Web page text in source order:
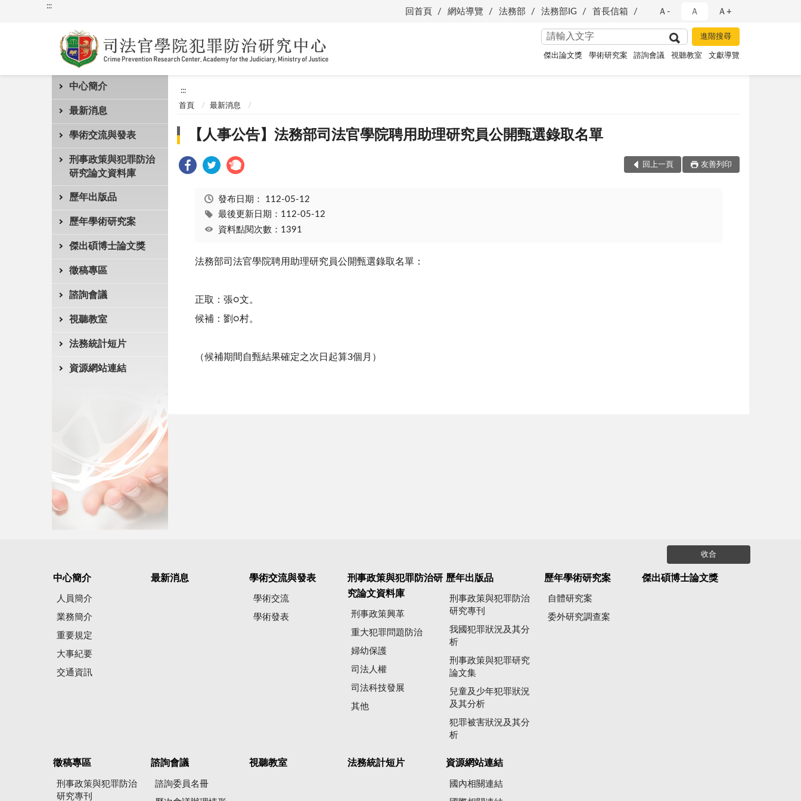
:::
回首頁 網站導覽 法務部 法務部IG 首長信箱 Ａ- Ａ Ａ+
傑出論文獎 學術研究案 諮詢會議 視聽教室 文獻導覽
中心簡介
最新消息
學術交流與發表
刑事政策與犯罪防治
研究論文資料庫
歷年出版品
歷年學術研究案
傑出碩博士論文獎
徵稿專區
諮詢會議
視聽教室
法務統計短片
資源網站連結
:::
首頁 最新消息
【人事公告】法務部司法官學院聘用助理研究員公開甄選錄取名單
回上一頁 友善列印
發布日期： 112-05-12
最後更新日期：112-05-12
資料點閱次數：1391
法務部司法官學院聘用助理研究員公開甄選錄取名單：
正取：張○文。
候補：劉○村。
（候補期間自甄結果確定之次日起算3個月）
收合
中心簡介
人員簡介
業務簡介
重要規定
大事紀要
交通資訊
最新消息 學術交流與發表
學術交流
學術發表
刑事政策與犯罪防治研
究論文資料庫
刑事政策興革
重大犯罪問題防治
婦幼保護
司法人權
司法科技發展
其他
歷年出版品
刑事政策與犯罪防治
研究專刊
我國犯罪狀況及其分
析
刑事政策與犯罪研究
論文集
兒童及少年犯罪狀況
及其分析
犯罪被害狀況及其分
析
歷年學術研究案
自體研究案
委外研究調查案
傑出碩博士論文獎
徵稿專區
刑事政策與犯罪防治
研究專刊
諮詢會議
諮詢委員名冊
視聽教室 法務統計短片 資源網站連結
國內相關連結